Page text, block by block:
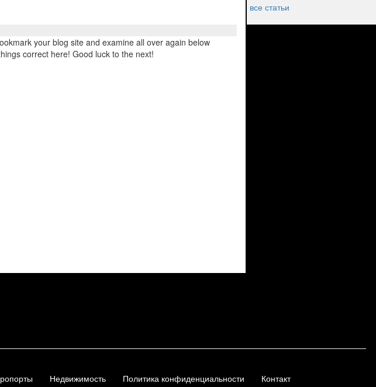
your blog site and examine all over again below
correct here! Good luck to the next!
все статьи
Недвижимость Политика конфиденциальности Контакт